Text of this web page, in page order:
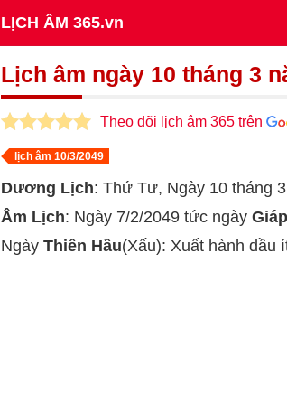
LỊCH ÂM 365.vn
Lịch âm ngày 10 tháng 3
Theo dõi lịch âm 365 trên
lịch âm 10/3/2049
Dương Lịch: Thứ Tư, Ngày 10 tháng
Âm Lịch: Ngày 7/2/2049 tức ngày
Ngày Thiên Hầu(Xấu): Xuất hành dầu